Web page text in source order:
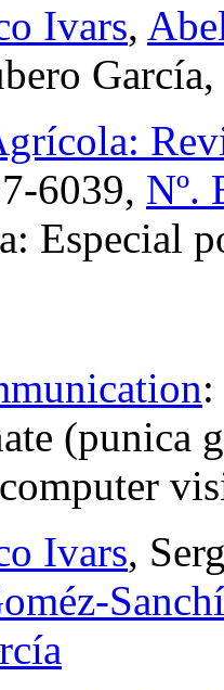
Ivars,
García,
6039, Nº.
Especial
:
(punica
Ivars,